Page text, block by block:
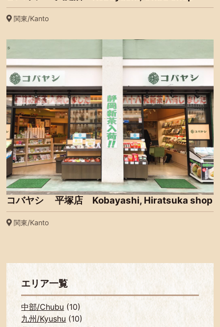
関東/Kanto
コバヤシ 平塚店 Kobayashi, Hiratsuka shop
関東/Kanto
エリア一覧
中部/Chubu (10)
九州/Kyushu (10)